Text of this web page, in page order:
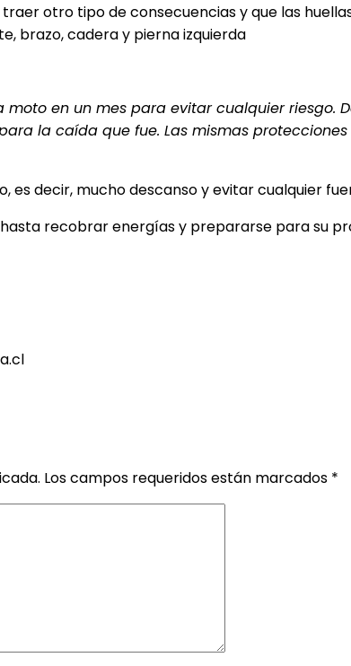
otro tipo de consecuencias y que las
brazo, cadera y pierna izquierda
moto en un mes para evitar cualquier
la caída que fue. Las mismas
decir, mucho descanso y evitar cualquier
recobrar energías y prepararse para su
Los campos requeridos están marcados *